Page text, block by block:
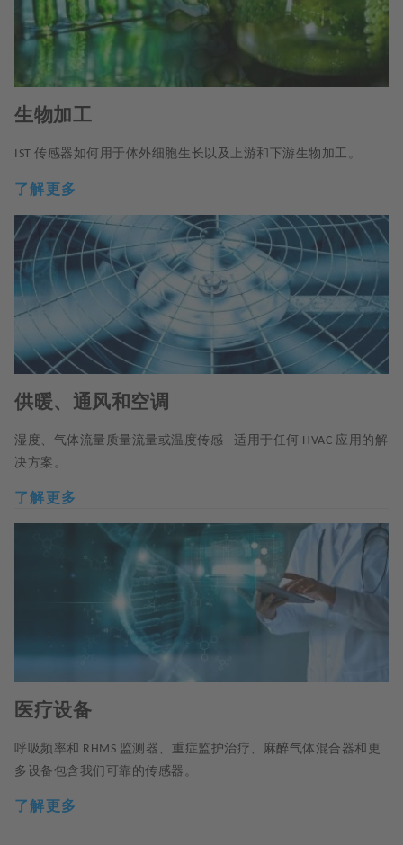
生物加工
IST传感器如何用于体外细胞生长以及上游和下游生物加工。
了解更多
供暖、通风和空调
湿度、气体流量质量流量或温度传感 -适用于任何 HVAC 应用的解
决方案。
了解更多
医疗设备
呼吸频率和 RHMS 监测器、重症监护治疗、麻醉气体混合器和更
多设备包含我们可靠的传感器。
了解更多